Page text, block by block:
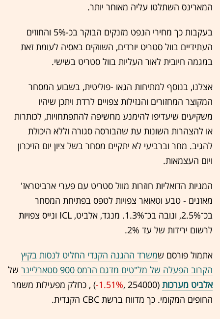
המארינס השתלטו עליה מאוחר יותר.
בעקבות כך מחירי הנפט מזנקים הבוקר בכ-5% והחוזים
העתידיים בוול סטריט יורדים, השווקים באסיה לעומת זאת
במגמה חיובית לאור העליות בוול סטריט בשישי.
אצלנו, בנוסף למתיחות הגאו -פוליטית, בשבוע המסחר
המקוצר המחזורים והנזילות צפויים לרדת ויתכן שיהיו
משקיעים שיעדיפו להימנע מחשיפה להתפתחויות, לכותרות
או להצהרות השונות עת שהבורסה סגורה וללא היכולת
להגיב. מחר וברביעי לא יתקיים מסחר בשל ציון יום הזיכרון
ויום העצמאות.
המניות הדואליות חוזרות מוול סטריט עם פערי ארביטראז'
מאזנים - טבע וטאואר צפויות לטפס בפתיחת המסחר
בכ־2.5%, ונובה בכ־1.3%. מנגד, אלביט, ICL ונייס צפויות
לרשום ירידות של עד 2%.
אתמול פורסם שמשרד ההגנה הקנדי החליט לנסות בקיץ
הקרוב הפעלה של מל"טים מדגם הרמס 900 סטארליינר
של
אלביט מערכות (254000 ,‎
-1.51%‏) , כחלק מפעילות משמר
החופים המקומי. כך מדווח ברשת CBC הקנדית.